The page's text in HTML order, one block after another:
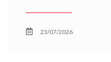
23/07/2026